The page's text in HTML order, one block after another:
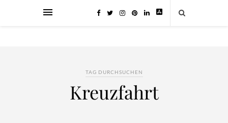
TAG DURCHSUCHEN
Kreuzfahrt